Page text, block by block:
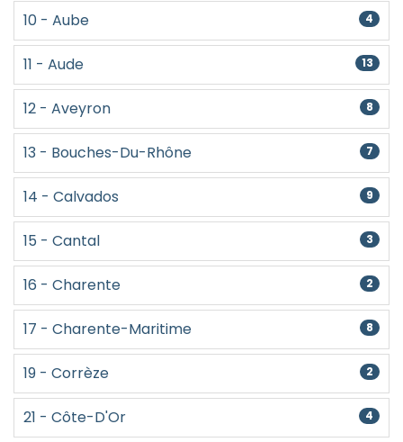
10 - Aube 4
11 - Aude 13
12 - Aveyron 8
13 - Bouches-Du-Rhône 7
14 - Calvados 9
15 - Cantal 3
16 - Charente 2
17 - Charente-Maritime 8
19 - Corrèze 2
21 - Côte-D'Or 4